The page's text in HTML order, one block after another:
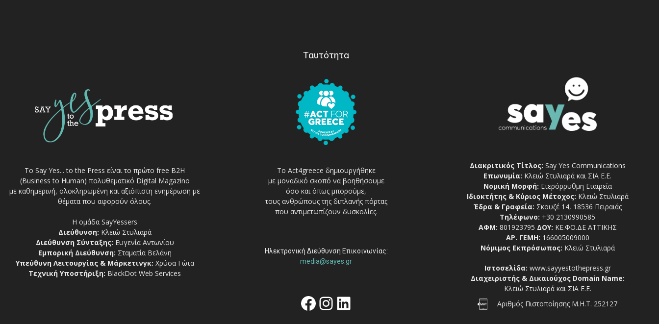
Το Say Yes... to the Press είναι το πρώτο free Β2Η
(Business to Human) πολυθεματικό Digital Magazino
με καθημερινή, ολοκληρωμένη και αξιόπιστη ενημέρωση με
θέματα που αφορούν όλους.
Η ομάδα SayYessers
Διεύθυνση: Κλειώ Στυλιαρά
Διεύθυνση Σύνταξης: Ευγενία Αντωνίου
Εμπορική Διεύθυνση: Σταματία Βελάνη
Υπεύθυνη Λειτουργίας & Μάρκετινγκ: Χρύσα Γώτα
Τεχνική Υποστήριξη: BlackDot Web Services
Ταυτότητα
Το Act4greece δημιουργήθηκε
με μοναδικό σκοπό να βοηθήσουμε
όσο και όπως μπορούμε,
τους ανθρώπους της διπλανής πόρτας
που αντιμετωπίζουν δυσκολίες.
Ηλεκτρονική Διεύθυνση Επικοινωνίας:
media@sayes.gr
Facebook
Instagram
Linkedin
Διακριτικός Τίτλος: Say Yes Communications
Επωνυμία: Κλειώ Στυλιαρά και ΣΙΑ Ε.Ε.
Νομική Μορφή: Ετερόρρυθμη Εταιρεία
Ιδιοκτήτης & Κύριος Μέτοχος: Κλειώ Στυλιαρά
Έδρα & Γραφεία: Σκουζέ 14, 18536 Πειραιάς
Τηλέφωνο: +30 2130990585
ΑΦΜ: 801923795 ΔΟΥ: ΚΕ.ΦΟ.ΔΕ ΑΤΤΙΚΗΣ
ΑΡ. ΓΕΜΗ: 166005009000
Νόμιμος Εκπρόσωπος: Κλειώ Στυλιαρά
Ιστοσελίδα: www.sayyestothepress.gr
Διαχειριστής & Δικαιούχος Domain Name:
Κλειώ Στυλιαρά και ΣΙΑ Ε.Ε.
Αριθμός Πιστοποίησης Μ.Η.Τ. 252127